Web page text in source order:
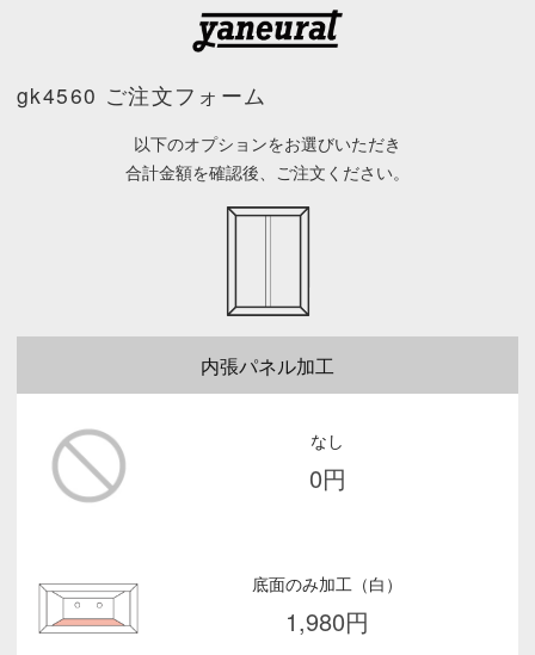
ン
gk4560 ご注文フォーム
以下のオプションをお選びいただき
合計金額を確認後、ご注文ください。
内張パネル加工
なし
0円
底面のみ加工（白）
1,980円